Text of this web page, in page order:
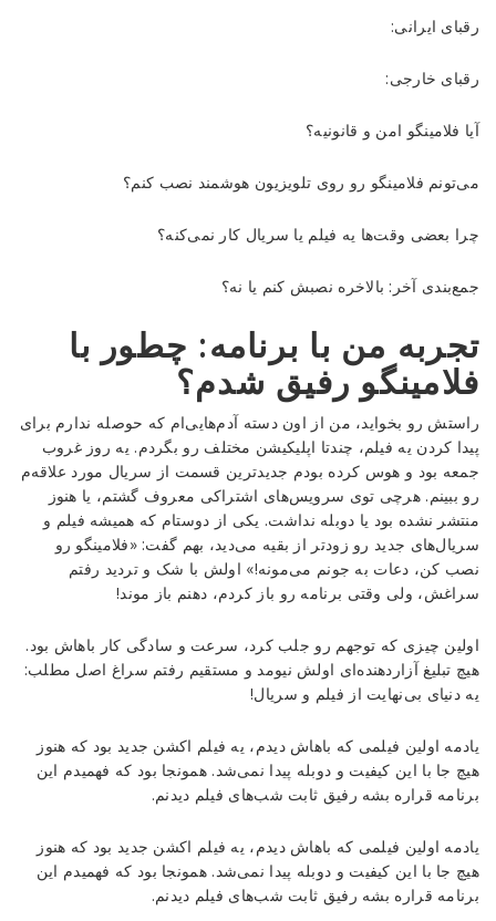
رقبای ایرانی:
رقبای خارجی:
آیا فلامینگو امن و قانونیه؟
می‌تونم فلامینگو رو روی تلویزیون هوشمند نصب کنم؟
چرا بعضی وقت‌ها یه فیلم یا سریال کار نمی‌کنه؟
جمع‌بندی آخر: بالاخره نصبش کنم یا نه؟
تجربه من با برنامه: چطور با
فلامینگو رفیق شدم؟
راستش رو بخواید، من از اون دسته آدم‌هایی‌ام که حوصله ندارم برای
پیدا کردن یه فیلم، چندتا اپلیکیشن مختلف رو بگردم. یه روز غروب
جمعه بود و هوس کرده بودم جدیدترین قسمت از سریال مورد علاقه‌م
رو ببینم. هرچی توی سرویس‌های اشتراکی معروف گشتم، یا هنوز
منتشر نشده بود یا دوبله نداشت. یکی از دوستام که همیشه فیلم و
سریال‌های جدید رو زودتر از بقیه می‌دید، بهم گفت: «فلامینگو رو
نصب کن، دعات به جونم می‌مونه!» اولش با شک و تردید رفتم
سراغش، ولی وقتی برنامه رو باز کردم، دهنم باز موند!
اولین چیزی که توجهم رو جلب کرد، سرعت و سادگی کار باهاش بود.
هیچ تبلیغ آزاردهنده‌ای اولش نیومد و مستقیم رفتم سراغ اصل مطلب:
یه دنیای بی‌نهایت از فیلم و سریال!
یادمه اولین فیلمی که باهاش دیدم، یه فیلم اکشن جدید بود که هنوز
هیچ جا با این کیفیت و دوبله پیدا نمی‌شد. همونجا بود که فهمیدم این
برنامه قراره بشه رفیق ثابت شب‌های فیلم دیدنم.
یادمه اولین فیلمی که باهاش دیدم، یه فیلم اکشن جدید بود که هنوز
هیچ جا با این کیفیت و دوبله پیدا نمی‌شد. همونجا بود که فهمیدم این
برنامه قراره بشه رفیق ثابت شب‌های فیلم دیدنم.